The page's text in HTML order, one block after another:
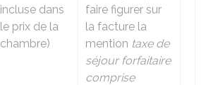
incluse dans
le prix de la
chambre)
faire figurer sur
la facture la
mention taxe de
séjour forfaitaire
comprise